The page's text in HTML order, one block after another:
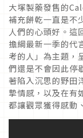
大塚製藥發售的
補充餅乾一直是不
人們的心頭好。這
擔綱最新一季的代
考的人」為主題，
們還是不會因此停
著陷入沉思的野田
摯情感，以及在有
都讓觀眾獲得感動